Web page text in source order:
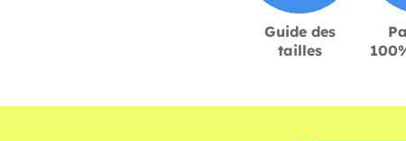
Guide des
tailles